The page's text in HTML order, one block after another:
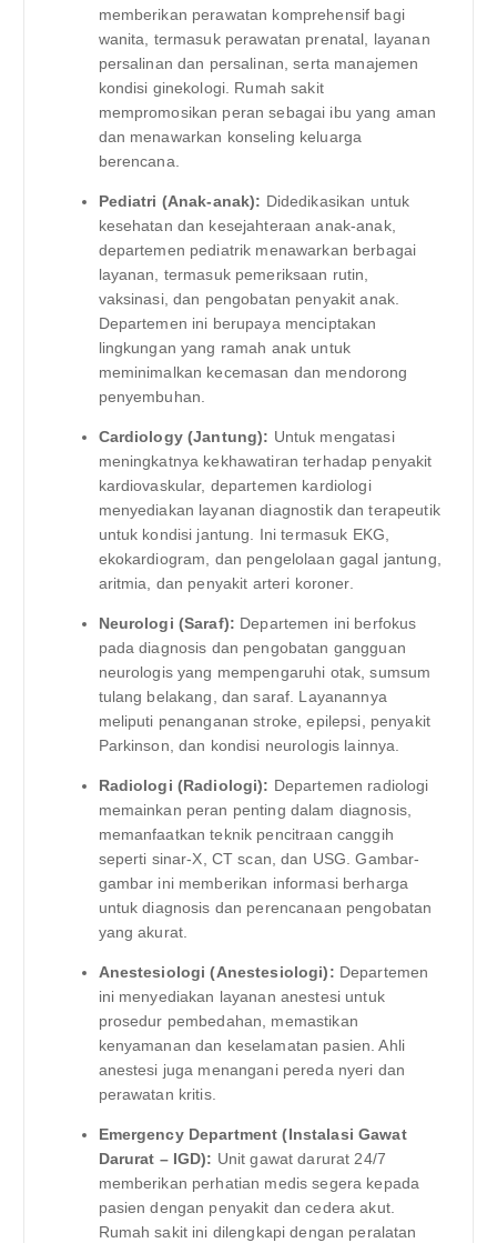
memberikan perawatan komprehensif bagi
wanita, termasuk perawatan prenatal, layanan
persalinan dan persalinan, serta manajemen
kondisi ginekologi. Rumah sakit
mempromosikan peran sebagai ibu yang aman
dan menawarkan konseling keluarga
berencana.
Pediatri (Anak-anak): Didedikasikan untuk
kesehatan dan kesejahteraan anak-anak,
departemen pediatrik menawarkan berbagai
layanan, termasuk pemeriksaan rutin,
vaksinasi, dan pengobatan penyakit anak.
Departemen ini berupaya menciptakan
lingkungan yang ramah anak untuk
meminimalkan kecemasan dan mendorong
penyembuhan.
Cardiology (Jantung): Untuk mengatasi
meningkatnya kekhawatiran terhadap penyakit
kardiovaskular, departemen kardiologi
menyediakan layanan diagnostik dan terapeutik
untuk kondisi jantung. Ini termasuk EKG,
ekokardiogram, dan pengelolaan gagal jantung,
aritmia, dan penyakit arteri koroner.
Neurologi (Saraf): Departemen ini berfokus
pada diagnosis dan pengobatan gangguan
neurologis yang mempengaruhi otak, sumsum
tulang belakang, dan saraf. Layanannya
meliputi penanganan stroke, epilepsi, penyakit
Parkinson, dan kondisi neurologis lainnya.
Radiologi (Radiologi): Departemen radiologi
memainkan peran penting dalam diagnosis,
memanfaatkan teknik pencitraan canggih
seperti sinar-X, CT scan, dan USG. Gambar-
gambar ini memberikan informasi berharga
untuk diagnosis dan perencanaan pengobatan
yang akurat.
Anestesiologi (Anestesiologi): Departemen
ini menyediakan layanan anestesi untuk
prosedur pembedahan, memastikan
kenyamanan dan keselamatan pasien. Ahli
anestesi juga menangani pereda nyeri dan
perawatan kritis.
Emergency Department (Instalasi Gawat
Darurat – IGD): Unit gawat darurat 24/7
memberikan perhatian medis segera kepada
pasien dengan penyakit dan cedera akut.
Rumah sakit ini dilengkapi dengan peralatan